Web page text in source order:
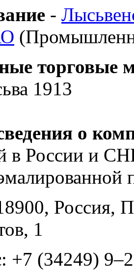
-
торговые
1913
о
в России и
Россия,
1
: +7 (34249)